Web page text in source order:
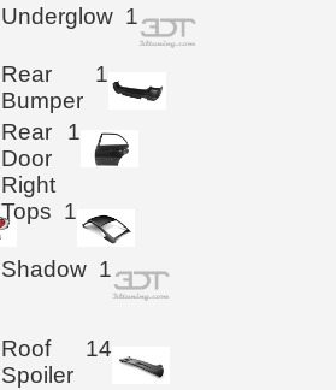
Underglow 1
Rear
Bumper
1
Rear
Door
Right
1
Tops 1
Shadow 1
Roof
Spoiler
14